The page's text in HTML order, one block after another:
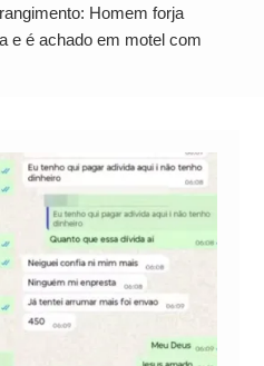
na Bahia prende 14
a ‘Zói de Gato’, do
Homem forja
e é achado em motel com